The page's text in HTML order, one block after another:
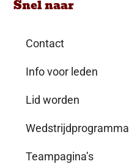
Snel naar
Contact
Info voor leden
Lid worden
Wedstrijdprogramma
Teampagina’s